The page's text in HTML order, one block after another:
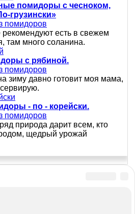
помидоры с чесноком,
грузински»
помидоров
есть в свежем
там много соланина.
с рябиной.
помидоров
зиму давно готовит моя мама,
- по - корейски.
помидоров
природа дарит всем, кто
щедрый урожай